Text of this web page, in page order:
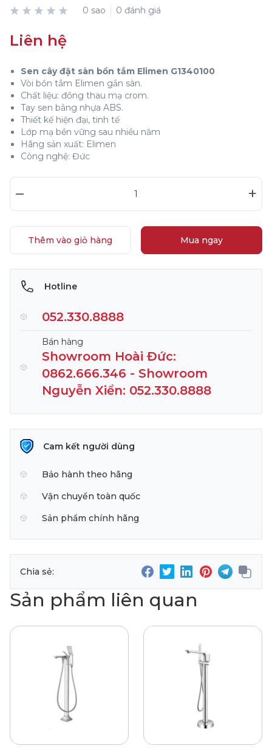
0 sao 0 đánh giá
Liên hệ
Sen cây đặt sàn bồn tắm Elimen G1340100
Vòi bồn tắm Elimen gắn sàn.
Chất liệu: đồng thau mạ crom.
Tay sen bằng nhựa ABS.
Thiết kế hiện đại, tinh tế
Lớp mạ bền vững sau nhiều năm
Hãng sản xuất: Elimen
Công nghệ: Đức
– +
Thêm vào giỏ hàng Mua ngay
Hotline
052.330.8888
Bán hàng
Showroom Hoài Đức:
0862.666.346 - Showroom
Nguyễn Xiển: 052.330.8888
Cam kết người dùng
Bảo hành theo hãng
Vận chuyển toàn quốc
Sản phẩm chính hãng
Chia sẻ:
Sản phẩm liên quan